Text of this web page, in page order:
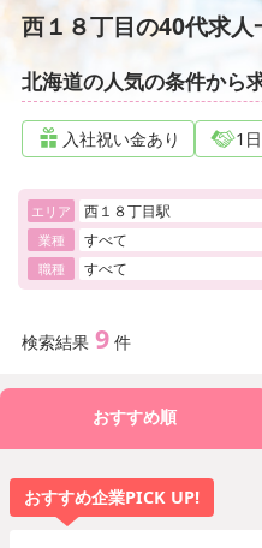
西１８丁目の40代求人
北海道の人気の条件から
入社祝い金あり 1
エリア 西１８丁目駅
業種 すべて
職種 すべて
検索結果 9 件
おすすめ順
おすすめ企業PICK UP!